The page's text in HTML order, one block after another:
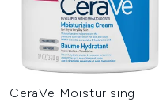
CeraVe Moisturising